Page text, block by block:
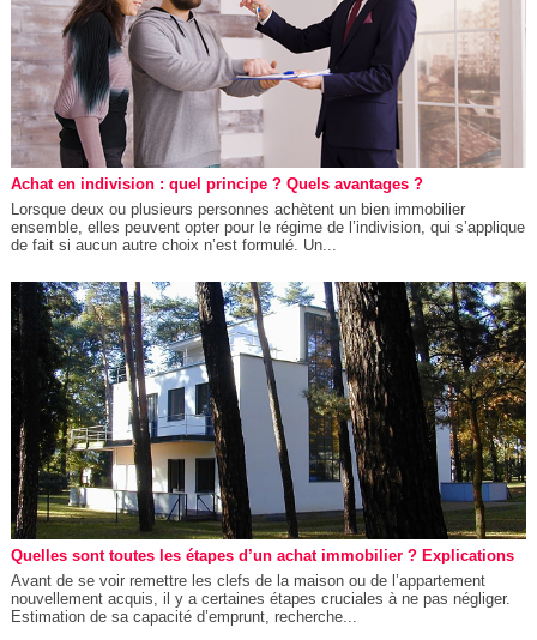
Achat en indivision : quel principe ? Quels avantages ?
Lorsque deux ou plusieurs personnes achètent un bien immobilier
ensemble, elles peuvent opter pour le régime de l’indivision, qui s’applique
de fait si aucun autre choix n’est formulé. Un...
Quelles sont toutes les étapes d’un achat immobilier ? Explications
Avant de se voir remettre les clefs de la maison ou de l’appartement
nouvellement acquis, il y a certaines étapes cruciales à ne pas négliger.
Estimation de sa capacité d’emprunt, recherche...